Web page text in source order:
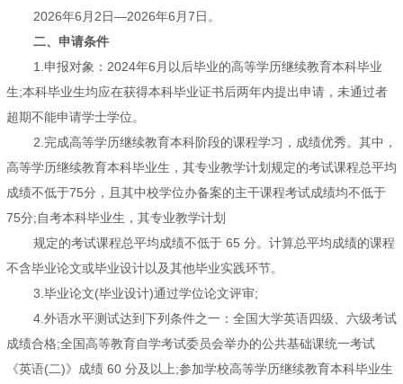
2026年6月2日—2026年6月7日。
二、申请条件
1.申报对象：2024年6月以后毕业的高等学历继续教育本科毕业
生;本科毕业生均应在获得本科毕业证书后两年内提出申请，未通过者
超期不能申请学士学位。
2.完成高等学历继续教育本科阶段的课程学习，成绩优秀。其中，
高等学历继续教育本科毕业生，其专业教学计划规定的考试课程总平均
成绩不低于75分，且其中校学位办备案的主干课程考试成绩均不低于
75分;自考本科毕业生，其专业教学计划
规定的考试课程总平均成绩不低于 65 分。计算总平均成绩的课程
不含毕业论文或毕业设计以及其他毕业实践环节。
3.毕业论文(毕业设计)通过学位论文评审;
4.外语水平测试达到下列条件之一：全国大学英语四级、六级考试
成绩合格;全国高等教育自学考试委员会举办的公共基础课统一考试
《英语(二)》成绩 60 分及以上;参加学校高等学历继续教育本科毕业生